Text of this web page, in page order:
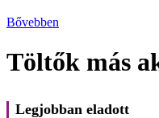
Bővebben
Töltők más
Legjobban eladott